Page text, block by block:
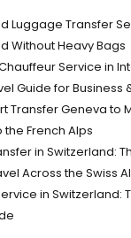
Luggage Transfer
Without Heavy Bags
Service in
Guide for Business
Transfer Geneva to
French Alps
in Switzerland:
Across the Swiss
in Switzerland: